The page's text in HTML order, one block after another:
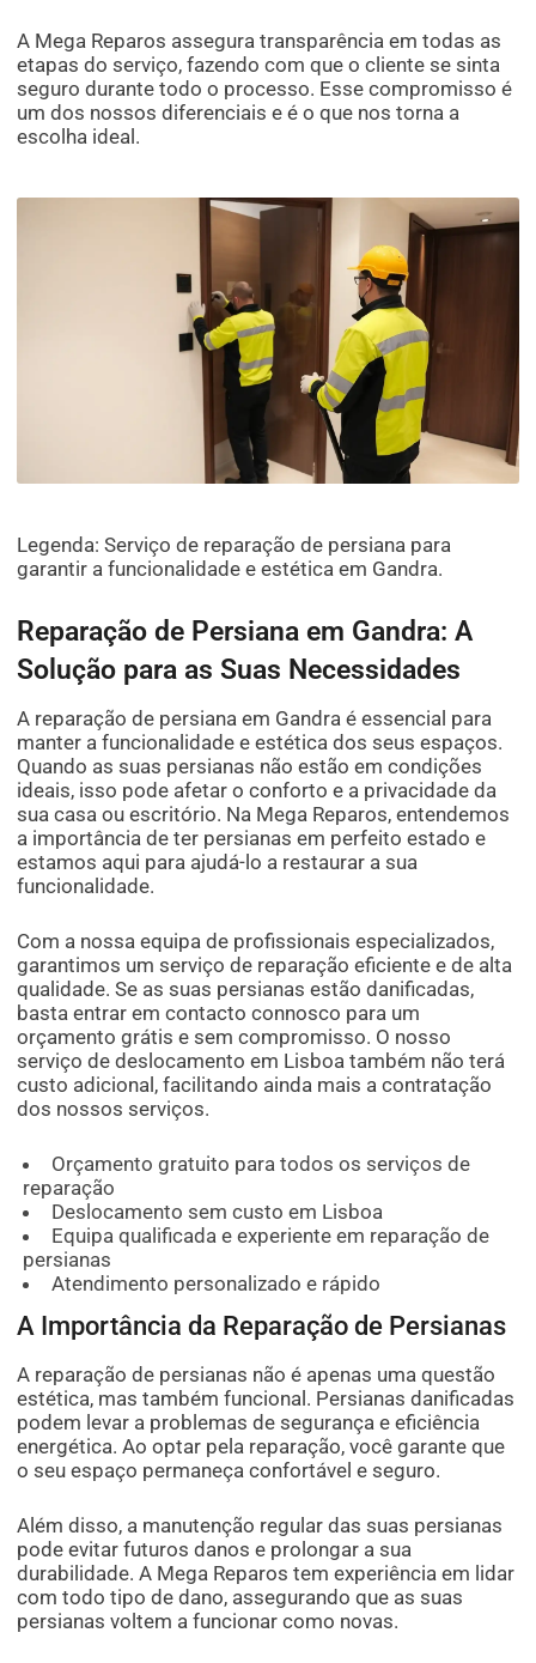
A Mega Reparos assegura transparência em todas as
etapas do serviço, fazendo com que o cliente se sinta
seguro durante todo o processo. Esse compromisso é
um dos nossos diferenciais e é o que nos torna a
escolha ideal.
Legenda: Serviço de reparação de persiana para
garantir a funcionalidade e estética em Gandra.
Reparação de Persiana em Gandra: A
Solução para as Suas Necessidades
A reparação de persiana em Gandra é essencial para
manter a funcionalidade e estética dos seus espaços.
Quando as suas persianas não estão em condições
ideais, isso pode afetar o conforto e a privacidade da
sua casa ou escritório. Na Mega Reparos, entendemos
a importância de ter persianas em perfeito estado e
estamos aqui para ajudá-lo a restaurar a sua
funcionalidade.
Com a nossa equipa de profissionais especializados,
garantimos um serviço de reparação eficiente e de alta
qualidade. Se as suas persianas estão danificadas,
basta entrar em contacto connosco para um
orçamento grátis e sem compromisso. O nosso
serviço de deslocamento em Lisboa também não terá
custo adicional, facilitando ainda mais a contratação
dos nossos serviços.
Orçamento gratuito para todos os serviços de
reparação
Deslocamento sem custo em Lisboa
Equipa qualificada e experiente em reparação de
persianas
Atendimento personalizado e rápido
A Importância da Reparação de Persianas
A reparação de persianas não é apenas uma questão
estética, mas também funcional. Persianas danificadas
podem levar a problemas de segurança e eficiência
energética. Ao optar pela reparação, você garante que
o seu espaço permaneça confortável e seguro.
Além disso, a manutenção regular das suas persianas
pode evitar futuros danos e prolongar a sua
durabilidade. A Mega Reparos tem experiência em lidar
com todo tipo de dano, assegurando que as suas
persianas voltem a funcionar como novas.